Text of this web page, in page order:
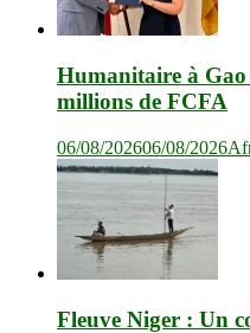
Humanitaire à Gao
millions de FCFA
06/08/202606/08/2026
Fleuve Niger : Un